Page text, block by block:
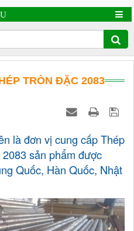
TRÒN ĐẶC 2083
là đơn vị cung cấp Thép
sản phẩm được
Quốc, Hàn Quốc, Nhật